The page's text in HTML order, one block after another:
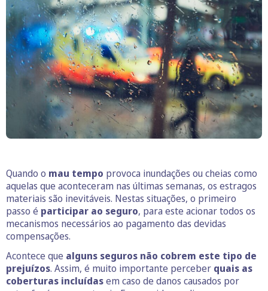
Quando o mau tempo provoca inundações ou cheias como
aquelas que aconteceram nas últimas semanas, os estragos
materiais são inevitáveis. Nestas situações, o primeiro
passo é participar ao seguro, para este acionar todos os
mecanismos necessários ao pagamento das devidas
compensações.
Acontece que alguns seguros não cobrem este tipo de
prejuízos. Assim, é muito importante perceber quais as
coberturas incluídasem caso de danos causados por